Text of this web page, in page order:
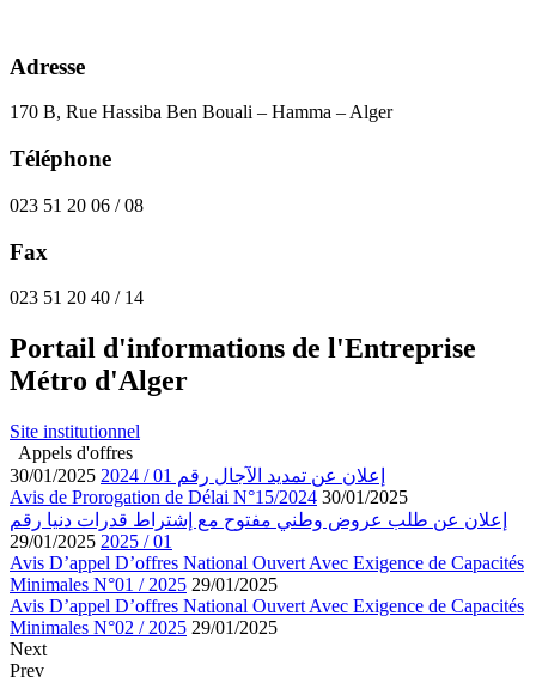
Adresse
170 B, Rue Hassiba Ben Bouali – Hamma – Alger
Téléphone
023 51 20 06 / 08
Fax
023 51 20 40 / 14
Portail d'informations de l'Entreprise
Métro d'Alger
Site institutionnel
Appels d'offres
إعلان عن تمديد الآجال رقم 01 / 2024
30/01/2025
Avis de Prorogation de Délai N°15/2024 30/01/2025
إعلان عن طلب عروض وطني مفتوح مع إشتراط قدرات دنيا رقم
01 / 2025
29/01/2025
Avis D’appel D’offres National Ouvert Avec Exigence de Capacités
Minimales N°01 / 2025 29/01/2025
Avis D’appel D’offres National Ouvert Avec Exigence de Capacités
Minimales N°02 / 2025 29/01/2025
Next
Prev